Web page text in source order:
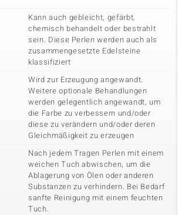
Kann auch gebleicht, gefärbt,
chemisch behandelt oder bestrahlt
sein. Diese Perlen werden auch als
zusammengesetzte Edelsteine
klassifiziert
Wird zur Erzeugung angewandt.
Weitere optionale Behandlungen
werden gelegentlich angewandt, um
die Farbe zu verbessern und/oder
diese zu verändern und/oder deren
Gleichmäßigkeit zu erzeugen
Nach jedem Tragen Perlen mit einem
weichen Tuch abwischen, um die
Ablagerung von Ölen oder anderen
Substanzen zu verhindern. Bei Bedarf
sanfte Reinigung mit einem feuchten
Tuch.